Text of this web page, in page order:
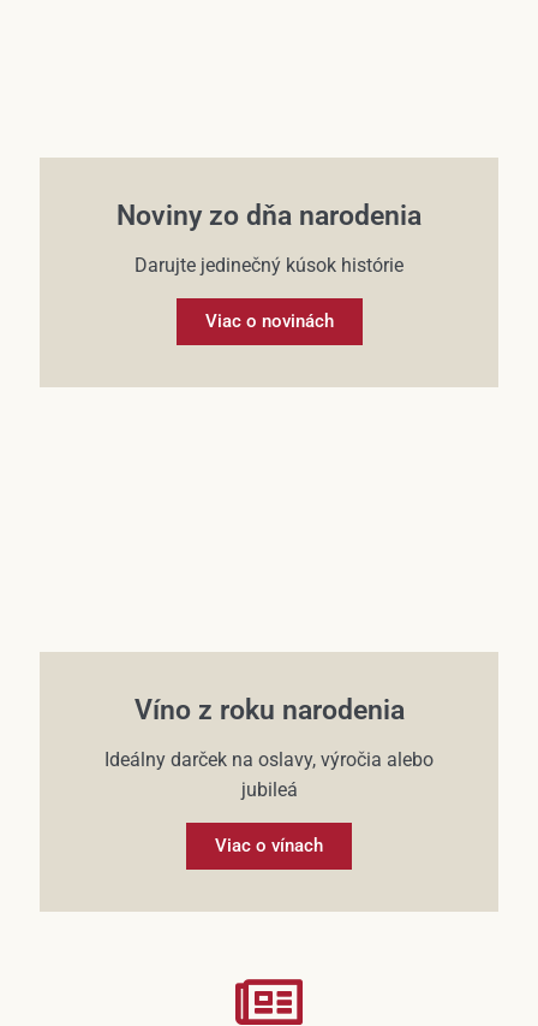
Noviny zo dňa narodenia
Darujte jedinečný kúsok histórie
Viac o novinách
Víno z roku narodenia
Ideálny darček na oslavy, výročia alebo
jubileá
Viac o vínach